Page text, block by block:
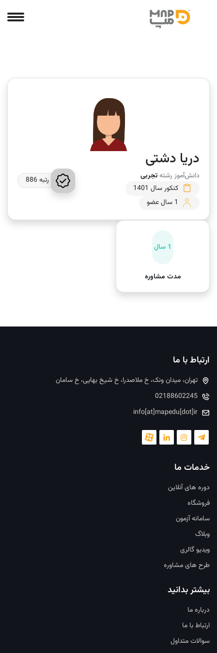
دریا دشتی
دانش‌آموز رشتهتجربی
کنکور سال 1401
1 سال عضو
رتبه 886
1 سال
مدت مشاوره
ارتباط با ما
تهران، میدان ونک، خ ملاصدرا، خ شیخ بهایی، خ سامان
02188602245
info[at]mapedu[dot]ir
خدمات ما
دوره های آنلاین
فروشگاه
سامانه آزمون
وبلاگ
ویدیو گالری
طرح های مشاوره
بیشتر بدانید
درباره ما
ارتباط با ما
سوالات متداول